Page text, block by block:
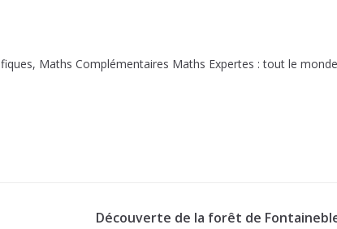
Maths Complémentaires Maths Expertes : tout le monde
Découverte de la forêt de